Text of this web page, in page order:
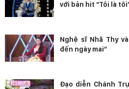
với bản hit “Tôi là
Nghệ sĩ Nhã Thy
đến ngày mai”
Đạo diễn Chánh